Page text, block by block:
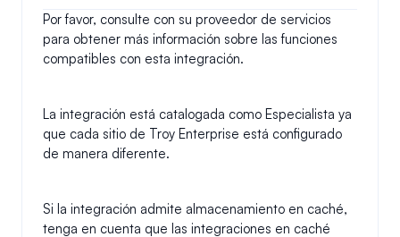
Por favor, consulte con su proveedor de servicios
para obtener más información sobre las funciones
compatibles con esta integración.
La integración está catalogada como Especialista ya
que cada sitio de Troy Enterprise está configurado
de manera diferente.
Si la integración admite almacenamiento en caché,
tenga en cuenta que las integraciones en caché